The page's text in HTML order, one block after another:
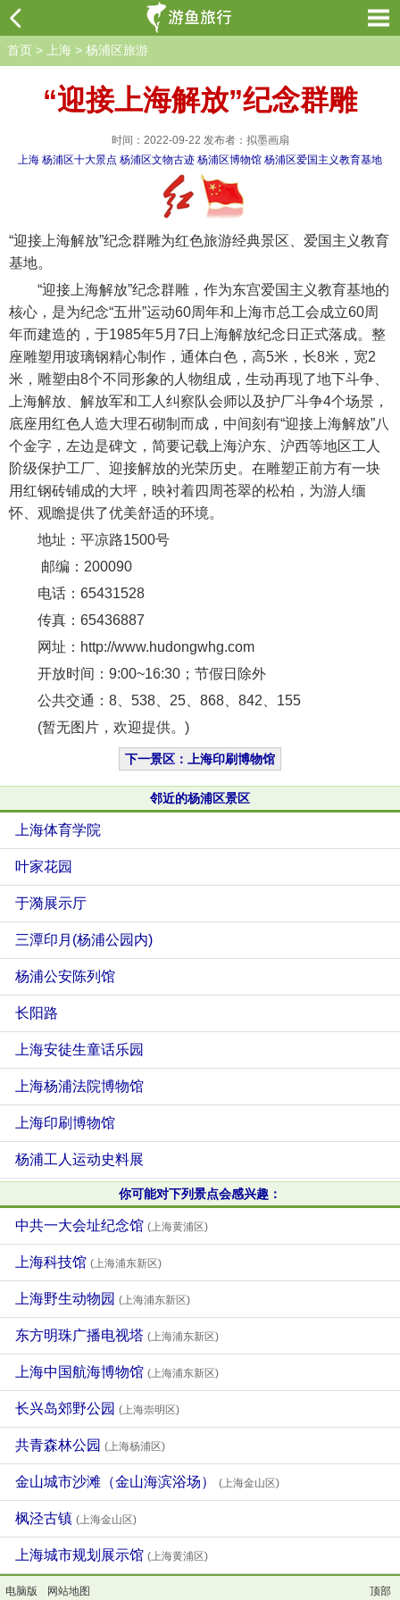
首页 > 上海 > 杨浦区旅游
“迎接上海解放”纪念群雕
时间：2022-09-22 发布者：拟墨画扇
上海 杨浦区十大景点 杨浦区文物古迹 杨浦区博物馆 杨浦区爱国主义教育基地
“迎接上海解放”纪念群雕为红色旅游经典景区、爱国主义教育
基地。
“迎接上海解放”纪念群雕，作为东宫爱国主义教育基地的
核心，是为纪念“五卅”运动60周年和上海市总工会成立60周
年而建造的，于1985年5月7日上海解放纪念日正式落成。整
座雕塑用玻璃钢精心制作，通体白色，高5米，长8米，宽2
米，雕塑由8个不同形象的人物组成，生动再现了地下斗争、
上海解放、解放军和工人纠察队会师以及护厂斗争4个场景，
底座用红色人造大理石砌制而成，中间刻有“迎接上海解放”八
个金字，左边是碑文，简要记载上海沪东、沪西等地区工人
阶级保护工厂、迎接解放的光荣历史。在雕塑正前方有一块
用红钢砖铺成的大坪，映衬着四周苍翠的松柏，为游人缅
怀、观瞻提供了优美舒适的环境。
地址：平凉路1500号
邮编：200090
电话：65431528
传真：65436887
网址：http://www.hudongwhg.com
开放时间：9:00~16:30；节假日除外
公共交通：8、538、25、868、842、155
(暂无图片，欢迎提供。)
下一景区：上海印刷博物馆
邻近的杨浦区景区
上海体育学院
叶家花园
于漪展示厅
三潭印月(杨浦公园内)
杨浦公安陈列馆
长阳路
上海安徒生童话乐园
上海杨浦法院博物馆
上海印刷博物馆
杨浦工人运动史料展
你可能对下列景点会感兴趣：
中共一大会址纪念馆 (上海黄浦区)
上海科技馆 (上海浦东新区)
上海野生动物园 (上海浦东新区)
东方明珠广播电视塔 (上海浦东新区)
上海中国航海博物馆 (上海浦东新区)
长兴岛郊野公园 (上海崇明区)
共青森林公园 (上海杨浦区)
金山城市沙滩（金山海滨浴场） (上海金山区)
枫泾古镇 (上海金山区)
上海城市规划展示馆 (上海黄浦区)
电脑版 网站地图 顶部